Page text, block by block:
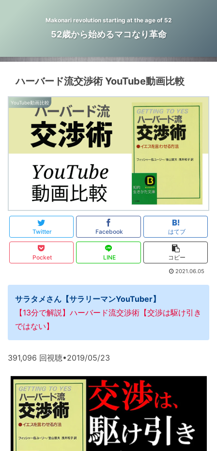
Makonari revolution starting at the age of 52
52歳から始めるマコなり革命
ハーバード流交渉術 YouTube動画比較
YouTube動画比較
Twitter Facebook はてブ
Pocket LINE コピー
2021.06.05
サラタメさん【サラリーマンYouTuber】
【13分で解説】ハーバード流交渉術【交渉は駆け引き
ではない】
391,096 回視聴•2019/05/23